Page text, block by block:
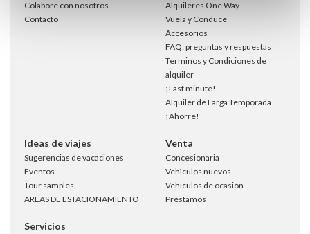
Colabore con nosotros
Contacto
Alquileres One Way
Vuela y Conduce
Accesorios
FAQ: preguntas y respuestas
Terminos y Condiciones de
alquiler
¡Last minute!
Alquiler de Larga Temporada
¡Ahorre!
Ideas de viajes
Sugerencias de vacaciones
Eventos
Tour samples
AREAS DE ESTACIONAMIENTO
Venta
Concesionaria
Vehìculos nuevos
Vehìculos de ocasiòn
Préstamos
Servicios